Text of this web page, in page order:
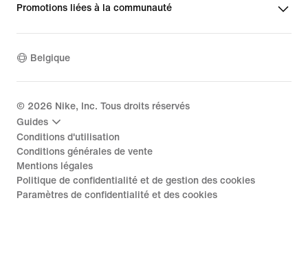
Promotions liées à la communauté
Belgique
© 2026 Nike, Inc. Tous droits réservés
Guides
Conditions d'utilisation
Conditions générales de vente
Mentions légales
Politique de confidentialité et de gestion des cookies
Paramètres de confidentialité et des cookies